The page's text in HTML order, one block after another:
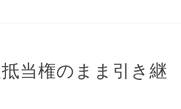
当権のまま引き継